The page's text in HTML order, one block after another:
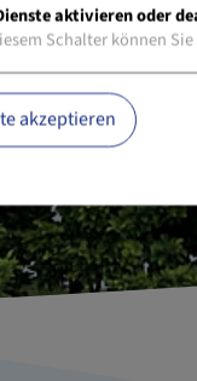
aktivieren oder
Schalter können
akzeptieren